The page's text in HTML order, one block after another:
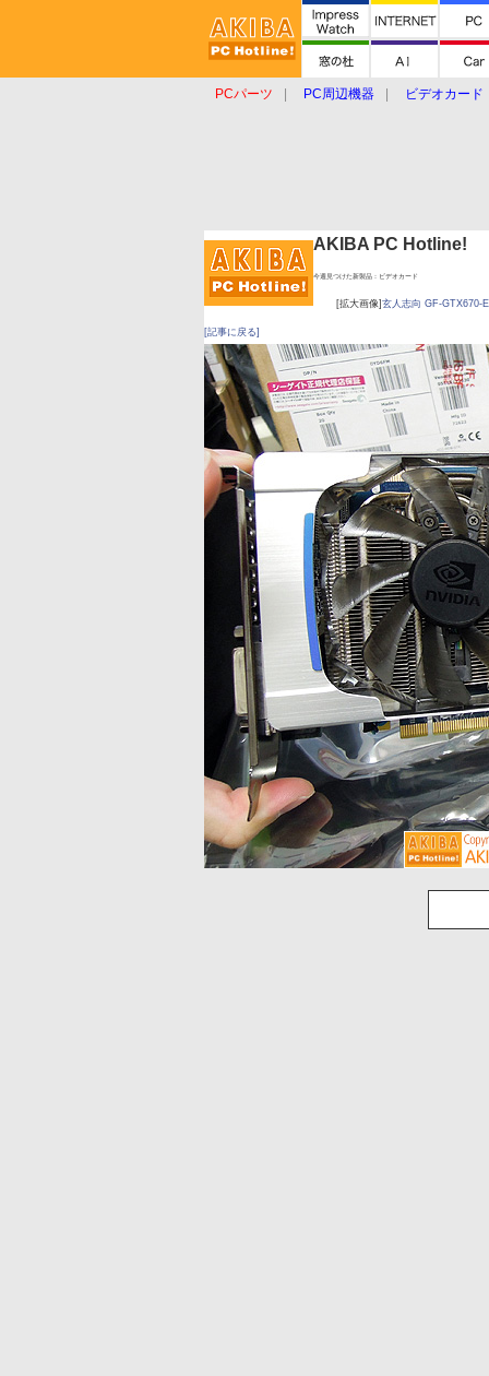
PCパーツ PC周辺機器
ビデオカード
AKIBA PC Hotline!
今週見つけた新製品：ビデオカード
[拡大画像] 玄人志向 GF-GTX670-
[記事に戻る]